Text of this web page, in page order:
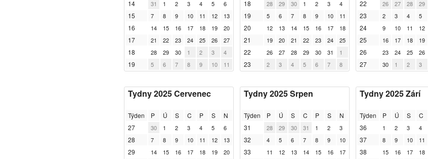
14
31 1 2 3 4 5 6
15 7 8 9 10 11 12 13
16 14 15 16 17 18 19 20
17 21 22 23 24 25 26 27
18 28 29 30 1 2 3 4
19 5 6 7 8 9 10 11
18
28 29 30 1 2 3 4
19 5 6 7 8 9 10 11
20 12 13 14 15 16 17 18
21 19 20 21 22 23 24 25
22 26 27 28 29 30 31 1
23 2 3 4 5 6 7 8
22
26 27 28 29
23 2 3 4 5
24 9 10 11 12
25 16 17 18 19
26 23 24 25 26
27 30 1 2 3
Tydny 2025 Cervenec
Týden P Ú S C P S
N
27
30 1 2 3 4 5 6
28 7 8 9 10 11 12 13
29 14 15 16 17 18 19 20
Tydny 2025 Srpen
Týden P Ú S C P S
N
31
28 29 30 31 1 2 3
32 4 5 6 7 8 9 10
33 11 12 13 14 15 16 17
Tydny 2025 Zárí
Týden P Ú S C
36
1 2 3 4
37 8 9 10 11
38 15 16 17 18